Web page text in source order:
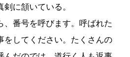
に頷いている。
、番号を呼びます。呼ばれた
をしてください。たくさんの